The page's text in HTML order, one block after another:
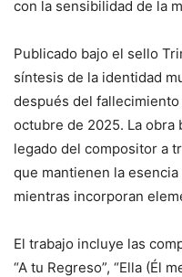
con la sensibilidad de la
Publicado bajo el sello
síntesis de la identidad
después del
octubre de 2025. La obra
legado del compositor a
que mantienen la
mientras incorporan
El trabajo incluye las
“A tu Regreso”, “Ella (Él